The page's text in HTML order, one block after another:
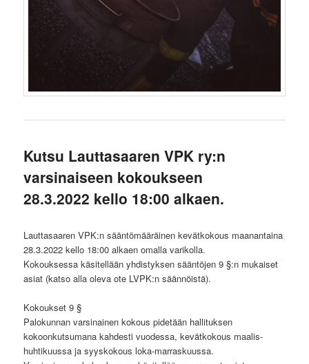
Kutsu Lauttasaaren VPK ry:n
varsinaiseen kokoukseen
28.3.2022 kello 18:00 alkaen.
Lauttasaaren VPK:n sääntömääräinen kevätkokous maanantaina
28.3.2022 kello 18:00 alkaen omalla varikolla.
Kokouksessa käsitellään yhdistyksen sääntöjen 9 §:n mukaiset
asiat (katso alla oleva ote LVPK:n säännöistä).
Kokoukset 9 §
Palokunnan varsinainen kokous pidetään hallituksen
kokoonkutsumana kahdesti vuodessa, kevätkokous maalis-
huhtikuussa ja syyskokous loka-marraskuussa.